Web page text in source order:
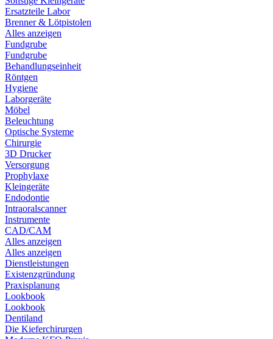
Ersatzteile Labor
Brenner & Lötpistolen
Alles anzeigen
Fundgrube
Fundgrube
Behandlungseinheit
Röntgen
Hygiene
Laborgeräte
Möbel
Beleuchtung
Optische Systeme
Chirurgie
3D Drucker
Versorgung
Prophylaxe
Kleingeräte
Endodontie
Intraoralscanner
Instrumente
CAD/CAM
Alles anzeigen
Alles anzeigen
Dienstleistungen
Existenzgründung
Praxisplanung
Lookbook
Lookbook
Dentiland
Die Kieferchirurgen